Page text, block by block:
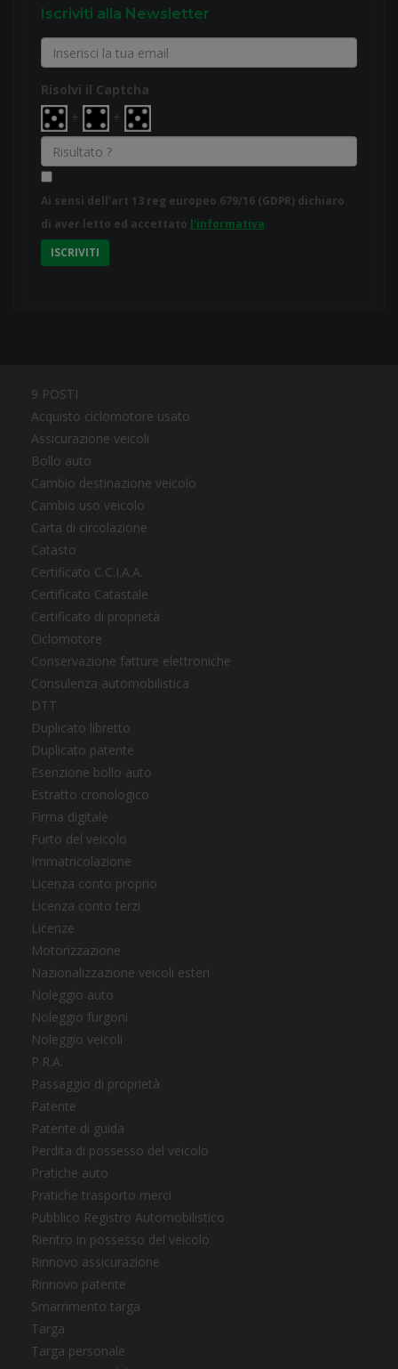
Iscriviti alla Newsletter
Risolvi il Captcha
+
+
Ai sensi dell'art 13 reg europeo 679/16 (GDPR) dichiaro
di aver letto ed accettato l'informativa
ISCRIVITI
9 POSTI
Acquisto ciclomotore usato
Assicurazione veicoli
Bollo auto
Cambio destinazione veicolo
Cambio uso veicolo
Carta di circolazione
Catasto
Certificato C.C.I.A.A.
Certificato Catastale
Certificato di proprietà
Ciclomotore
Conservazione fatture elettroniche
Consulenza automobilistica
DTT
Duplicato libretto
Duplicato patente
Esenzione bollo auto
Estratto cronologico
Firma digitale
Furto del veicolo
Immatricolazione
Licenza conto proprio
Licenza conto terzi
Licenze
Motorizzazione
Nazionalizzazione veicoli esteri
Noleggio auto
Noleggio furgoni
Noleggio veicoli
P.R.A.
Passaggio di proprietà
Patente
Patente di guida
Perdita di possesso del veicolo
Pratiche auto
Pratiche trasporto merci
Pubblico Registro Automobilistico
Rientro in possesso del veicolo
Rinnovo assicurazione
Rinnovo patente
Smarrimento targa
Targa
Targa personale